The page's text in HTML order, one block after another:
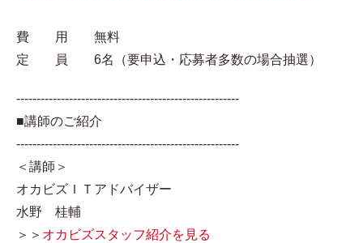
費 用 無料
定 員 6名（要申込・応募者多数の場合抽選）
-------------------------------------------------------
■講師のご紹介
-------------------------------------------------------
＜講師＞
オカビズＩＴアドバイザー
水野 桂輔
＞＞ オカビズスタッフ紹介を見る